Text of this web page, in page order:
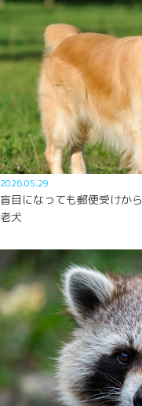
2026.05.29
盲目になっても郵便受けか
老犬